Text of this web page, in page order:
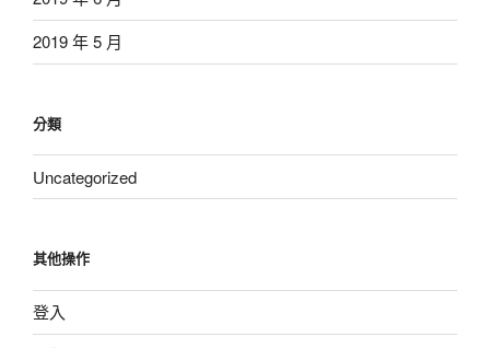
2019 年 5 月
分類
Uncategorized
其他操作
登入